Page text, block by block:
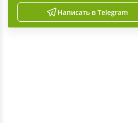
Написать в Telegram